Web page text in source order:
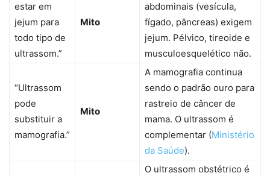
estar em
jejum para
todo tipo de
ultrassom.”
Mito
abdominais (vesícula,
fígado, pâncreas) exigem
jejum. Pélvico, tireoide e
musculoesquelético não.
“Ultrassom
pode
substituir a
mamografia.”
Mito
A mamografia continua
sendo o padrão ouro para
rastreio de câncer de
mama. O ultrassom é
complementar (Ministério
da Saúde).
O ultrassom obstétrico é